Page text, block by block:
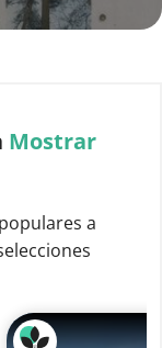
Mostrar
a